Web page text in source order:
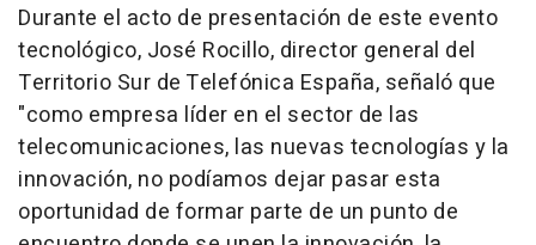
Durante el acto de presentación de este evento
tecnológico, José Rocillo, director general del
Territorio Sur de Telefónica España, señaló que
"como empresa líder en el sector de las
telecomunicaciones, las nuevas tecnologías y la
innovación, no podíamos dejar pasar esta
oportunidad de formar parte de un punto de